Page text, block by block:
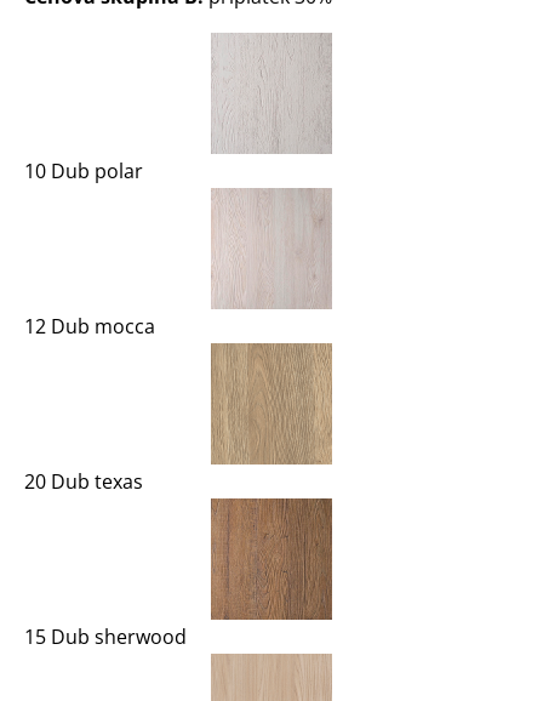
10 Dub polar
12 Dub mocca
20 Dub texas
15 Dub sherwood